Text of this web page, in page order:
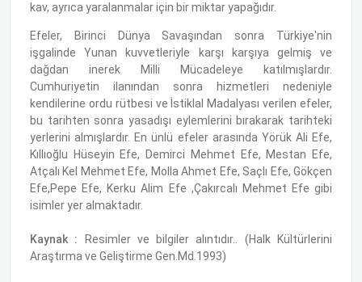
kav, ayrıca yaralanmalar için bir miktar yapağıdır.
Efeler, Birinci Dünya Savaşından sonra Türkiye'nin
işgalinde Yunan kuvvetleriyle karşı karşıya gelmiş ve
dağdan inerek Milli Mücadeleye katılmışlardır.
Cumhuriyetin ilanından sonra hizmetleri nedeniyle
kendilerine ordu rütbesi ve İstiklal Madalyası verilen efeler,
bu tarihten sonra yasadışı eylemlerini bırakarak tarihteki
yerlerini almışlardır. En ünlü efeler arasında Yörük Ali Efe,
Kıllıoğlu Hüseyin Efe, Demirci Mehmet Efe, Mestan Efe,
Atçalı Kel Mehmet Efe, Molla Ahmet Efe, Saçlı Efe, Gökçen
Efe,Pepe Efe, Kerku Alim Efe ,Çakırcalı Mehmet Efe gibi
isimler yer almaktadır.
Kaynak :
Resimler ve bilgiler alıntıdır.. (Halk Kültürlerini
Araştırma ve Geliştirme Gen.Md.1993)